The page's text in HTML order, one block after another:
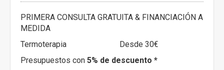
PRIMERA CONSULTA GRATUITA & FINANCIACIÓN A
MEDIDA
Termoterapia
Desde 30€
Presupuestos con 5% de descuento *